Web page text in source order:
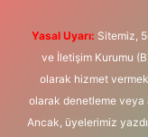
Yasal Uyarı: Sitemiz,
ve İletişim Kurumu
olarak hizmet
olarak denetleme veya
Ancak, üyelerimiz